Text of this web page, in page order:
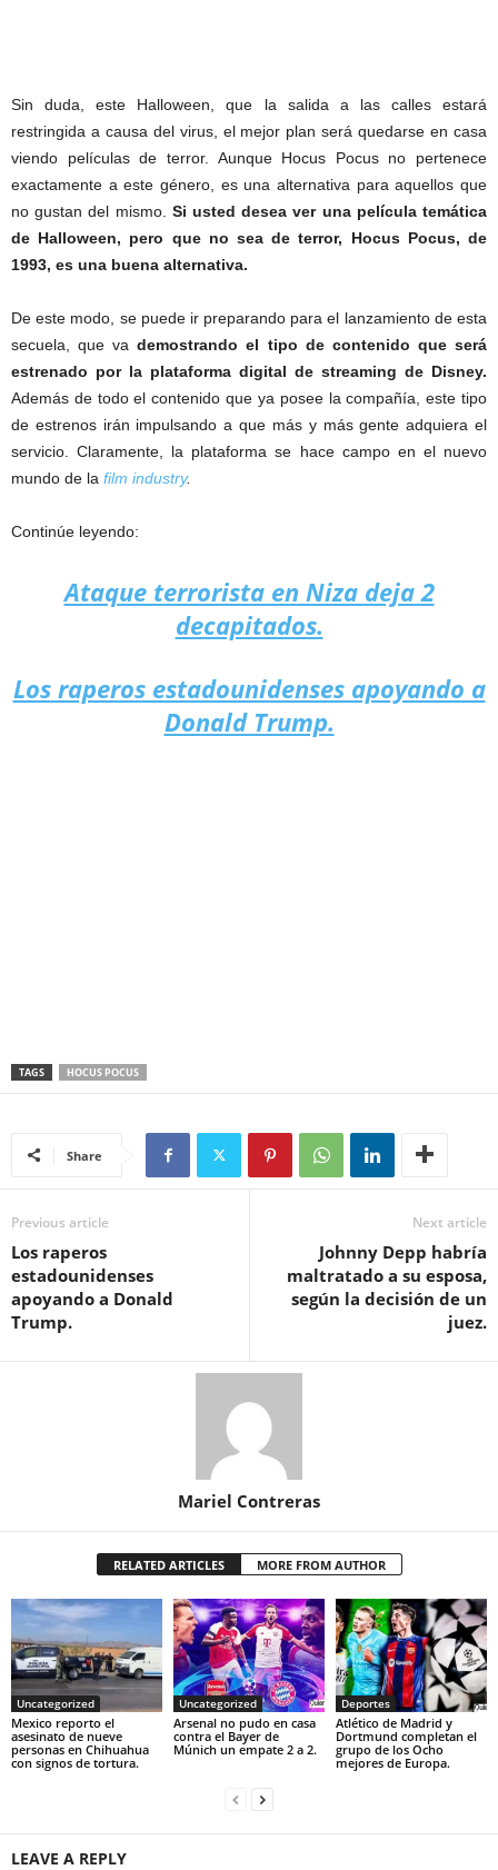
Sin duda, este Halloween, que la salida a las calles estará
restringida a causa del virus, el mejor plan será quedarse en casa
viendo películas de terror. Aunque Hocus Pocus no pertenece
exactamente a este género, es una alternativa para aquellos que
no gustan del mismo. Si usted desea ver una película temática
de Halloween, pero que no sea de terror, Hocus Pocus, de
1993, es una buena alternativa.
De este modo, se puede ir preparando para el lanzamiento de esta
secuela, que vademostrando el tipo de contenido que será
estrenado por la plataforma digital de streaming de Disney.
Además de todo el contenido que ya posee la compañía, este tipo
de estrenos irán impulsando a que más y más gente adquiera el
servicio. Claramente, la plataforma se hace campo en el nuevo
mundo de la film industry.
Continúe leyendo:
Ataque terrorista en Niza deja 2
decapitados.
Los raperos estadounidenses apoyando a
Donald Trump.
TAGS HOCUS POCUS
Share
Previous article
Los raperos
estadounidenses
apoyando a Donald
Trump.
Next article
Johnny Depp habría
maltratado a su esposa,
según la decisión de un
juez.
Mariel Contreras
RELATED ARTICLES MORE FROM AUTHOR
Uncategorized
Mexico reporto el
asesinato de nueve
personas en Chihuahua
con signos de tortura.
Uncategorized
Arsenal no pudo en casa
contra el Bayer de
Múnich un empate 2 a 2.
Deportes
Atlético de Madrid y
Dortmund completan el
grupo de los Ocho
mejores de Europa.
LEAVE A REPLY